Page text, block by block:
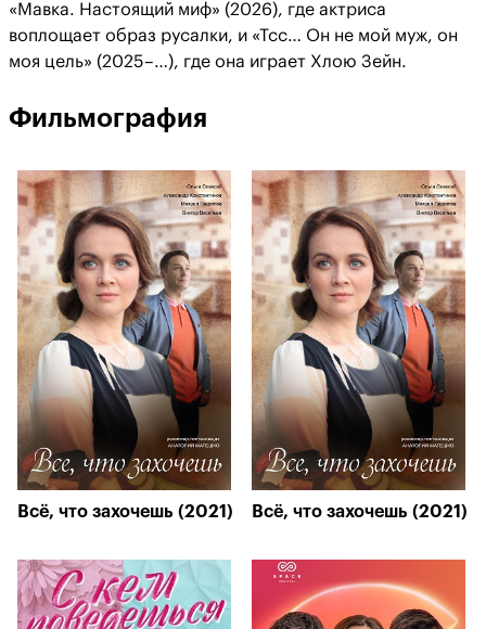
«Мавка. Настоящий миф» (2026), где актриса
воплощает образ русалки, и «Тсс… Он не мой муж, он
моя цель» (2025–…), где она играет Хлою Зейн.
Фильмография
Всё, что захочешь (2021) Всё, что захочешь (2021)